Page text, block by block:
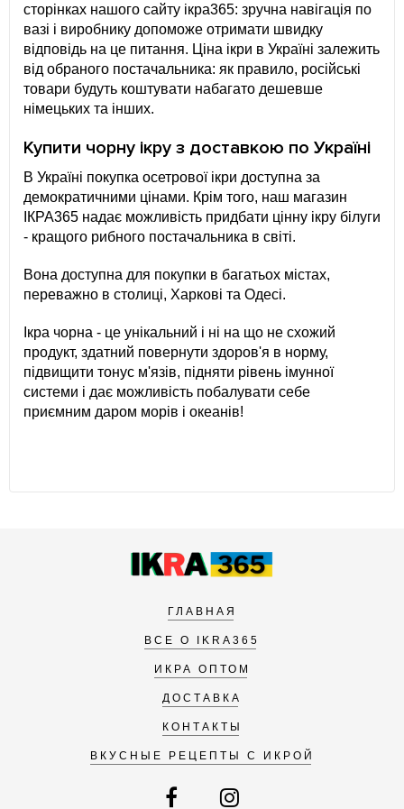
сторінках нашого сайту ікра365: зручна навігація по
вазі і виробнику допоможе отримати швидку
відповідь на це питання. Ціна ікри в Україні залежить
від обраного постачальника: як правило, російські
товари будуть коштувати набагато дешевше
німецьких та інших.
Купити чорну ікру з доставкою по Україні
В Україні покупка осетрової ікри доступна за
демократичними цінами. Крім того, наш магазин
ІКРА365 надає можливість придбати цінну ікру білуги
- кращого рибного постачальника в світі.
Вона доступна для покупки в багатьох містах,
переважно в столиці, Харкові та Одесі.
Ікра чорна - це унікальний і ні на що не схожий
продукт, здатний повернути здоров'я в норму,
підвищити тонус м'язів, підняти рівень імунної
системи і дає можливість побалувати себе
приємним даром морів і океанів!
ГЛАВНАЯ
ВСЕ О IKRA365
ИКРА ОПТОМ
ДОСТАВКА
КОНТАКТЫ
ВКУСНЫЕ РЕЦЕПТЫ С ИКРОЙ